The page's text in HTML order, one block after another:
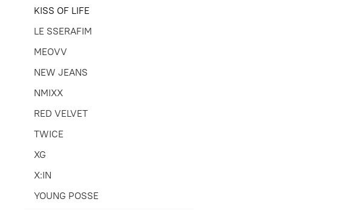
KISS OF LIFE
LE SSERAFIM
MEOVV
NEW JEANS
NMIXX
RED VELVET
TWICE
XG
X:IN
YOUNG POSSE